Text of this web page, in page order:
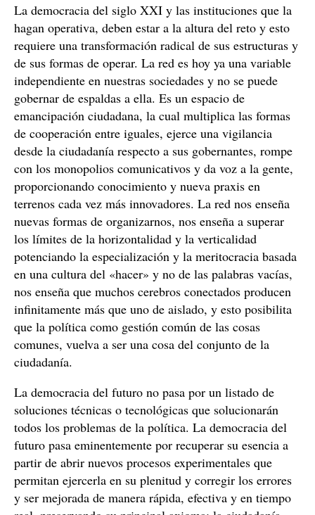
La democracia del siglo XXI y las instituciones que la
hagan operativa, deben estar a la altura del reto y esto
requiere una transformación radical de sus estructuras y
de sus formas de operar. La red es hoy ya una variable
independiente en nuestras sociedades y no se puede
gobernar de espaldas a ella. Es un espacio de
emancipación ciudadana, la cual multiplica las formas
de cooperación entre iguales, ejerce una vigilancia
desde la ciudadanía respecto a sus gobernantes, rompe
con los monopolios comunicativos y da voz a la gente,
proporcionando conocimiento y nueva praxis en
terrenos cada vez más innovadores. La red nos enseña
nuevas formas de organizarnos, nos enseña a superar
los límites de la horizontalidad y la verticalidad
potenciando la especialización y la meritocracia basada
en una cultura del «hacer» y no de las palabras vacías,
nos enseña que muchos cerebros conectados producen
infinitamente más que uno de aislado, y esto posibilita
que la política como gestión común de las cosas
comunes, vuelva a ser una cosa del conjunto de la
ciudadanía.
La democracia del futuro no pasa por un listado de
soluciones técnicas o tecnológicas que solucionarán
todos los problemas de la política. La democracia del
futuro pasa eminentemente por recuperar su esencia a
partir de abrir nuevos procesos experimentales que
permitan ejercerla en su plenitud y corregir los errores
y ser mejorada de manera rápida, efectiva y en tiempo